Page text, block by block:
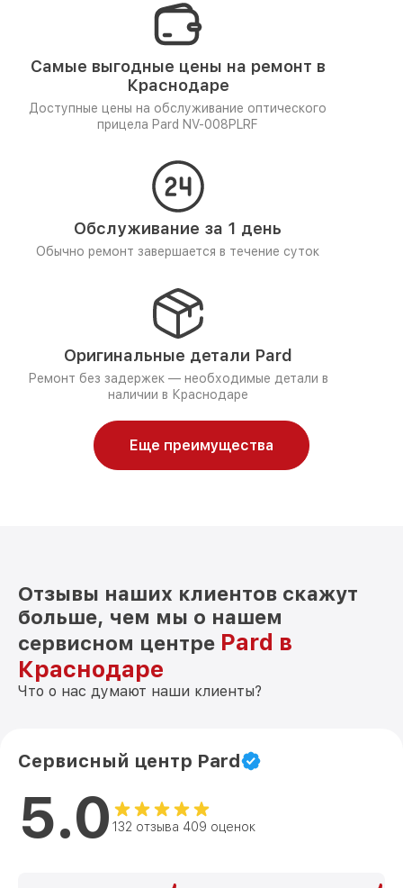
Самые выгодные цены на ремонт в
Краснодаре
Доступные цены на обслуживание оптического
прицела Pard NV-008PLRF
Обслуживание за 1 день
Обычно ремонт завершается в течение суток
Оригинальные детали Pard
Ремонт без задержек — необходимые детали в
наличии в Краснодаре
Еще преимущества
Отзывы наших клиентов скажут
больше, чем мы о нашем
сервисном центре Pard в
Краснодаре
Что о нас думают наши клиенты?
Сервисный центр Pard
5.0 132 отзыва 409 оценок